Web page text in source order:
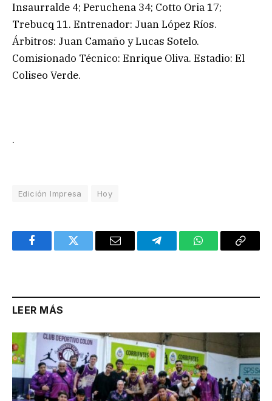
Insaurralde 4; Peruchena 34; Cotto Oria 17;
Trebucq 11. Entrenador: Juan López Ríos.
Árbitros: Juan Camaño y Lucas Sotelo.
Comisionado Técnico: Enrique Oliva. Estadio: El
Coliseo Verde.
.
Edición Impresa Hoy
FacebookTwitter Email TelegramWhatsAppCopy
LEER MÁS